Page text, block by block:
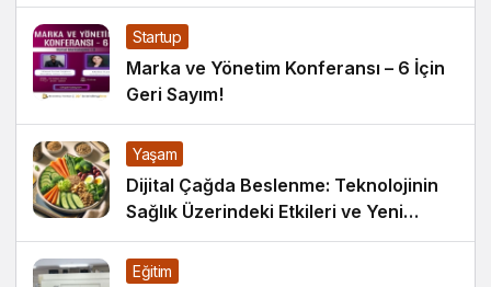
Startup
Marka ve Yönetim Konferansı – 6 İçin
Geri Sayım!
Yaşam
Dijital Çağda Beslenme: Teknolojinin
Sağlık Üzerindeki Etkileri ve Yeni
Alışkanlıklar
Eğitim